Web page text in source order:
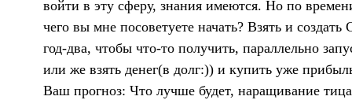
войти в эту сферу, знания имеются. Но по
чего вы мне посоветуете начать? Взять и
год-два, чтобы что-то получить, параллельно
или же взять денег(в долг:)) и купить уже
Ваш прогноз: Что лучше будет, наращивание